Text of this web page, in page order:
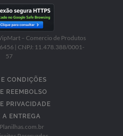
– Comercio de Produtos
| CNPJ: 11.478.388/0001-
57
CONDIÇÕES
REEMBOLSO
PRIVACIDADE
A ENTREGA